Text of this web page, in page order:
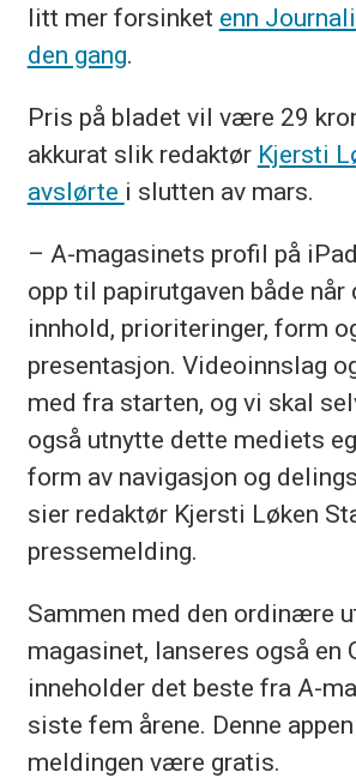
litt mer forsinket enn
den gang.
Pris på bladet vil være 29
akkurat slik redaktør Kjersti
avslørte i slutten av mars.
– A-magasinets profil på
opp til papirutgaven både når
innhold, prioriteringer, form
presentasjon. Videoinnslag
med fra starten, og vi skal
også utnytte dette mediets
form av navigasjon og
sier redaktør Kjersti Løken
pressemelding.
Sammen med den ordinære
magasinet, lanseres også en
inneholder det beste fra A-
siste fem årene. Denne
meldingen være gratis.